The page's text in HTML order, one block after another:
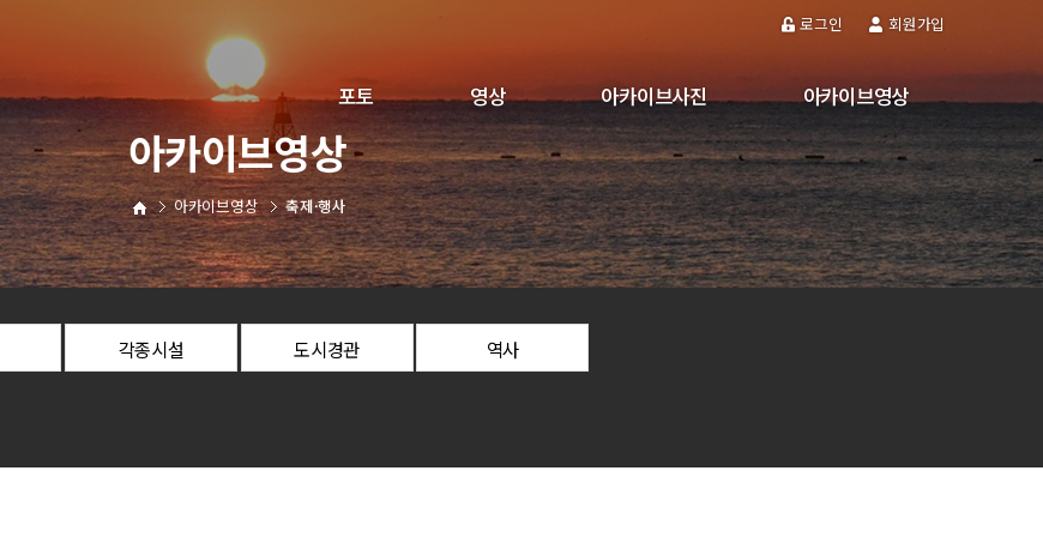
로그인 회원가입
포토
해운대구정
문화·축제
사진찾아가세요
영상
구정뉴스
해운대야놀자
아카이브사진
축제·행사
관광지
각종시설
아카이브영상
축제·행사
관광지
각종시설
각종시설 도시경관 역사
아카이브영상 축제·행사
아카이브영상